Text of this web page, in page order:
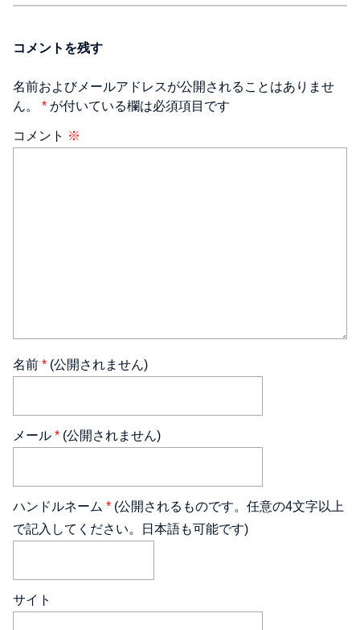
コメントを残す
名前およびメールアドレスが公開されることはありませ
ん。 * が付いている欄は必須項目です
コメント ※
名前 * (公開されません)
メール * (公開されません)
ハンドルネーム * (公開されるものです。任意の4文字以上
で記入してください。日本語も可能です)
サイト